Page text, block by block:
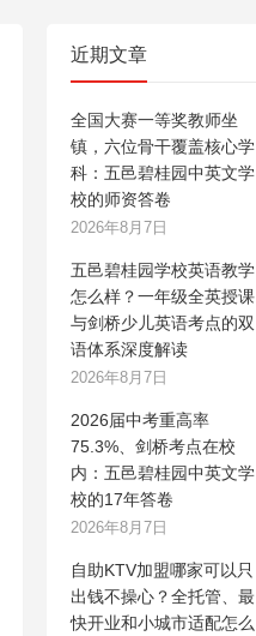
近期文章
全国大赛一等奖教师坐
镇，六位骨干覆盖核心学
科：五邑碧桂园中英文学
校的师资答卷
2026年8月7日
五邑碧桂园学校英语教学
怎么样？一年级全英授课
与剑桥少儿英语考点的双
语体系深度解读
2026年8月7日
2026届中考重高率
75.3%、剑桥考点在校
内：五邑碧桂园中英文学
校的17年答卷
2026年8月7日
自助KTV加盟哪家可以只
出钱不操心？全托管、最
快开业和小城市适配怎么